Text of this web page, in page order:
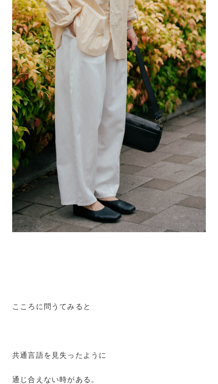
こころに問うてみると
共通言語を見失ったように
通じ合えない時がある。